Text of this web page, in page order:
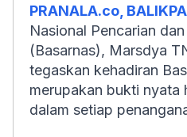
PRANALA.co,
Nasional Pencarian
(Basarnas), Marsdya
tegaskan kehadiran
merupakan bukti nyata
dalam setiap